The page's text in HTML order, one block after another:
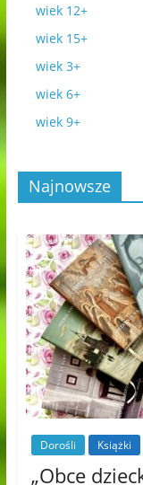
wiek 12+
wiek 15+
wiek 3+
wiek 6+
wiek 9+
Najnowsze
Dorośli Książki
„Obce